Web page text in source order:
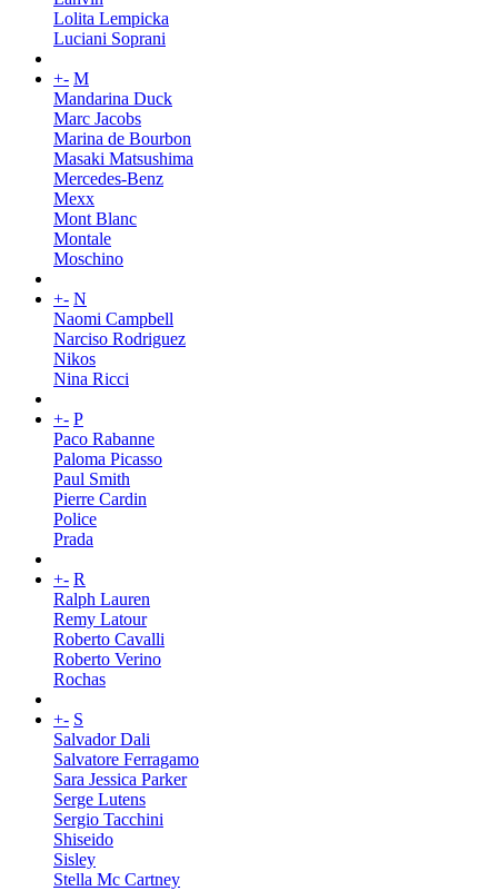
Lolita Lempicka
Luciani Soprani
+- M
Mandarina Duck
Marc Jacobs
Marina de Bourbon
Masaki Matsushima
Mercedes-Benz
Mexx
Mont Blanc
Montale
Moschino
+- N
Naomi Campbell
Narciso Rodriguez
Nikos
Nina Ricci
+- P
Paco Rabanne
Paloma Picasso
Paul Smith
Pierre Cardin
Police
Prada
+- R
Ralph Lauren
Remy Latour
Roberto Cavalli
Roberto Verino
Rochas
+- S
Salvador Dali
Salvatore Ferragamo
Sara Jessica Parker
Serge Lutens
Sergio Tacchini
Shiseido
Sisley
Stella Mc Cartney